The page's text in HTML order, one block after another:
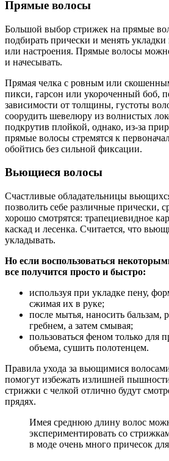
Прямые волосы
Большой выбор стрижек на прямые
подбирать прически и менять укладки
или настроения. Прямые волосы
и начесывать.
Прямая челка с ровным или
пикси, гарсон или укороченный боб,
зависимости от толщины, густоты
соорудить шевелюру из волнистых
подкрутив плойкой, однако, из-за
прямые волосы стремятся к
обойтись без сильной фиксации.
Вьющиеся волосы
Счастливые обладательницы
позволить себе различные прически,
хорошо смотрятся: трапециевидное
каскад и лесенка. Считается, что
укладывать.
Но если воспользоваться
все получится просто и быстро:
используя при укладке пену,
сжимая их в руке;
после мытья, наносить бальзам,
гребнем, а затем смывая;
пользоваться феном только для
объема, сушить полотенцем.
Правила ухода за вьющимися
помогут избежать излишней
стрижки с челкой отлично будут
прядях.
Имея среднюю длину волос
экспериментировать со
в моде очень много причесок